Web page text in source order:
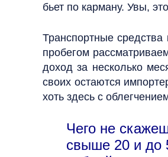
бьет по карману. Увы,
Транспортные
пробегом
доход за несколько
своих остаются
хоть здесь с
Чего не
свыше 20 и до